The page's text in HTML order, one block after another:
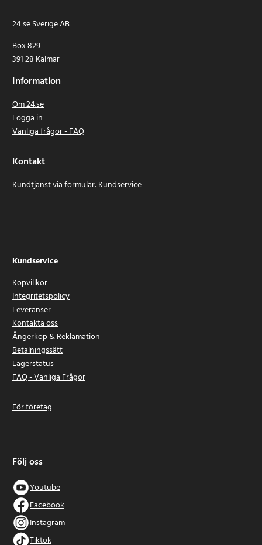
24 se Sverige AB
Box 829
391 28 Kalmar
Information
Om 24.se
Logga in
Vanliga frågor - FAQ
Kontakt
Kundtjänst via formulär:Kundservice
Kundservice
Köpvillkor
Integritetspolicy
Leveranser
Kontakta oss
Ångerköp & Reklamation
Betalningssätt
Lagerstatus
FAQ - Vanliga Frågor
För företag
Följ oss
Youtube
Facebook
Instagram
Tiktok